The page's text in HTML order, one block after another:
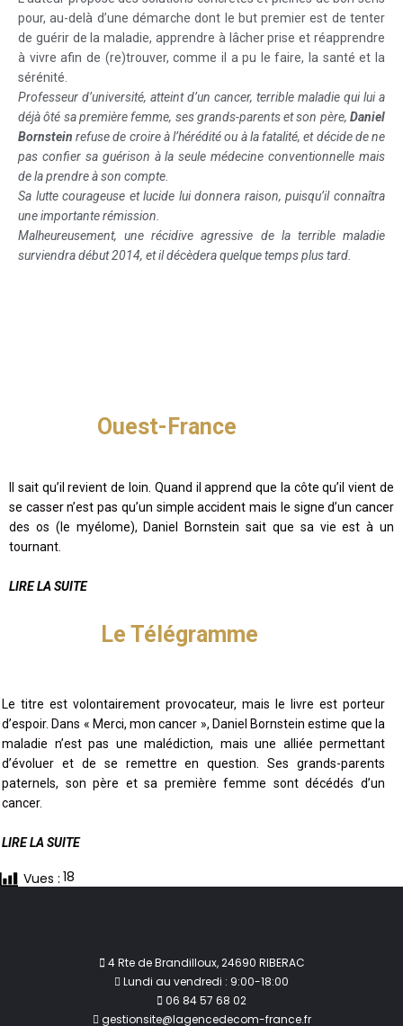
pour, au-delà d’une démarche dont le but premier est de tenter
de guérir de la maladie, apprendre à lâcher prise et réapprendre
à vivre afin de (re)trouver, comme il a pu le faire, la santé et la
sérénité.
Professeur d’université, atteint d’un cancer, terrible maladie qui lui a
déjà ôté sa première femme, ses grands-parents et son père, Daniel
Bornstein refuse de croire à l’hérédité ou à la fatalité, et décide de ne
pas confier sa guérison à la seule médecine conventionnelle mais
de la prendre à son compte.
Sa lutte courageuse et lucide lui donnera raison, puisqu’il connaîtra
une importante rémission.
Malheureusement, une récidive agressive de la terrible maladie
surviendra début 2014, et il décèdera quelque temps plus tard.
Ouest-France
Il sait qu’il revient de loin. Quand il apprend que la côte qu’il vient de
se casser n’est pas qu’un simple accident mais le signe d’un cancer
des os (le myélome), Daniel Bornstein sait que sa vie est à un
tournant.
LIRE LA SUITE
Le Télégramme
Le titre est volontairement provocateur, mais le livre est porteur
d’espoir. Dans « Merci, mon cancer », Daniel Bornstein estime que la
maladie n’est pas une malédiction, mais une alliée permettant
d’évoluer et de se remettre en question. Ses grands-parents
paternels, son père et sa première femme sont décédés d’un
cancer.
LIRE LA SUITE
Vues : 18
4 Rte de Brandilloux, 24690 RIBERAC
Lundi au vendredi : 9:00-18:00
06 84 57 68 02
gestionsite@lagencedecom-france.fr